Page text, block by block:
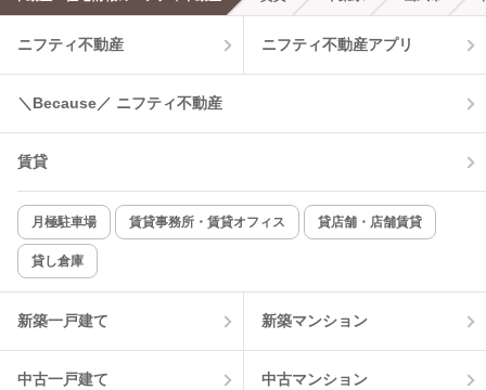
温水洗浄便座 オートロック
コンロ2口以上
新着のみ インターネット無料
該当件数:
2件
ニフティ不動産 ニフティ不動産アプリ
＼Because／ ニフティ不動産
賃貸
月極駐車場 賃貸事務所・賃貸オフィス 貸店舗・店舗賃貸
貸し倉庫
新築一戸建て 新築マンション
中古一戸建て 中古マンション